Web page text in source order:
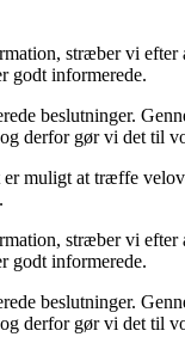
stræber vi
godt informerede.
beslutninger.
derfor gør vi det til
muligt at træffe
stræber vi
godt informerede.
beslutninger.
derfor gør vi det til